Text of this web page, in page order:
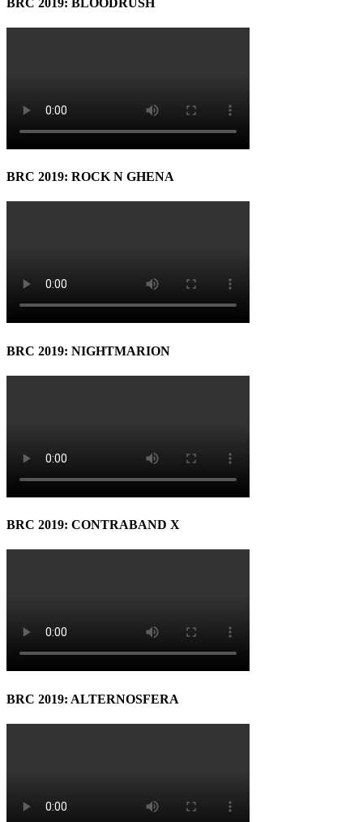
BRC 2019: ROCK N GHENA
BRC 2019: NIGHTMARION
BRC 2019: CONTRABAND X
BRC 2019: ALTERNOSFERA